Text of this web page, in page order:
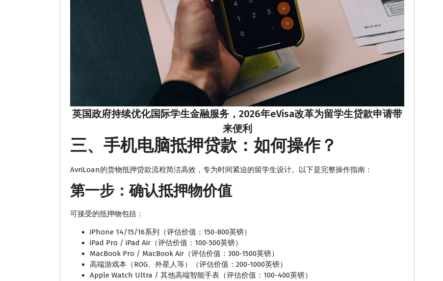
英国政府持续优化国际学生金融服务，2026年eVisa改革为留学生贷款申请带
来便利
三、手机电脑抵押贷款：如何操作？
AvriLoan的货物抵押贷款流程简洁高效，专为时间紧迫的留学生设计。以下是完整操作指南：
第一步：确认抵押物价值
可接受的抵押物包括：
iPhone 14/15/16系列（评估价值：150-800英镑）
iPad Pro / iPad Air（评估价值：100-500英镑）
MacBook Pro / MacBook Air（评估价值：300-1500英镑）
高端游戏本（ROG、外星人等）（评估价值：200-1000英镑）
Apple Watch Ultra / 其他高端智能手表（评估价值：100-400英镑）